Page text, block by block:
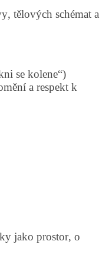
tělových schémat a
se kolene“)
a respekt k
jako prostor, o